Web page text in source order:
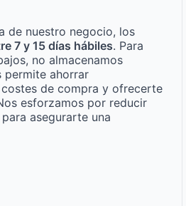
de nuestro negocio, los
7 y 15 días hábiles. Para
no almacenamos
permite ahorrar
de compra y ofrecerte
esforzamos por reducir
asegurarte una